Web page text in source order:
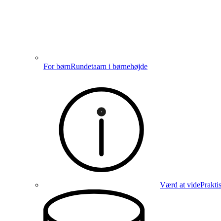
For børnRundetaarn i børnehøjde
Værd at vide